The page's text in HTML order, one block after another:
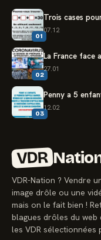
01
Trois cases
07.12
02
La France face
27.01
03
Penny a 5
12.02
VDR
VDR-Nation ? Vendre
image drôle ou une
mais on le fait bien !
blagues drôles du web
les VDR sélectionnées